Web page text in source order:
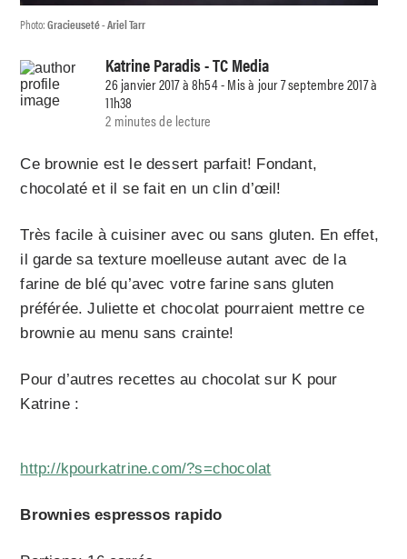
Photo:Gracieuseté - Ariel Tarr
Katrine Paradis- TC Media
26 janvier 2017 à 8h54 - Mis à jour 7 septembre 2017 à
11h38
2 minutes de lecture
Ce brownie est le dessert parfait! Fondant,
chocolaté et il se fait en un clin d’œil!
Très facile à cuisiner avec ou sans gluten. En effet,
il garde sa texture moelleuse autant avec de la
farine de blé qu’avec votre farine sans gluten
préférée. Juliette et chocolat pourraient mettre ce
brownie au menu sans crainte!
Pour d’autres recettes au chocolat sur K pour
Katrine :
http://kpourkatrine.com/?s=chocolat
Brownies espressos rapido